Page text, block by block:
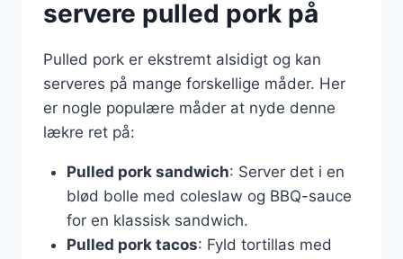
servere pulled pork på
Pulled pork er ekstremt alsidigt og kan
serveres på mange forskellige måder. Her
er nogle populære måder at nyde denne
lækre ret på:
Pulled pork sandwich: Server det i en
blød bolle med coleslaw og BBQ-sauce
for en klassisk sandwich.
Pulled pork tacos: Fyld tortillas med